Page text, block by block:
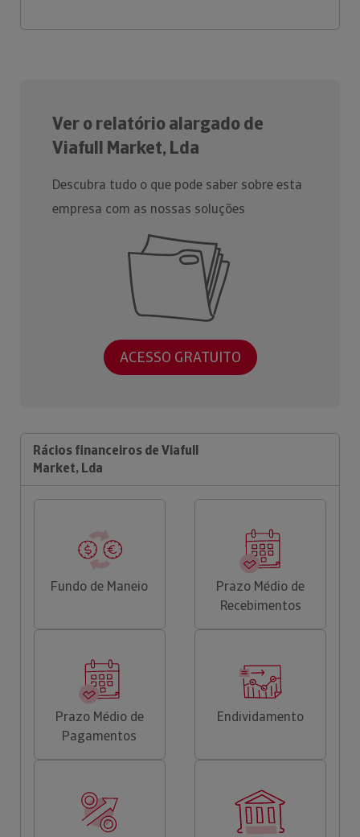
Ver o relatório alargado de
Viafull Market, Lda
Descubra tudo o que pode saber sobre esta
empresa com as nossas soluções
ACESSO GRATUITO
Rácios financeiros de Viafull
Market, Lda
Fundo de Maneio
Prazo Médio de
Recebimentos
Prazo Médio de
Pagamentos
Endividamento